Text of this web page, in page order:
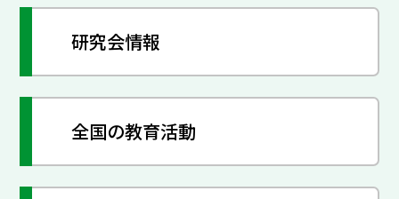
研究会情報
全国の教育活動